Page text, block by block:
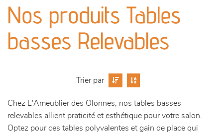
séjours
meubles de complément
décoration
Nos produits Tables
basses Relevables
Trier par
Chez L'Ameublier des Olonnes, nos tables basses
relevables allient praticité et esthétique pour votre salon.
Optez pour ces tables polyvalentes et gain de place qui